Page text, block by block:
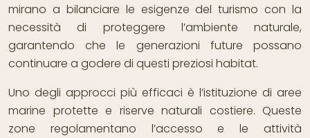
mirano a bilanciare le esigenze del turismo con la
necessità di proteggere l’ambiente naturale,
garantendo che le generazioni future possano
continuare a godere di questi preziosi habitat.
Uno degli approcci più efficaci è l’istituzione di aree
marine protette e riserve naturali costiere. Queste
zone regolamentano l’accesso e le attività